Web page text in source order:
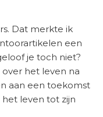
Dat merkte ik
een
je toch niet?
het leven na
aan een toekomst
leven tot zijn